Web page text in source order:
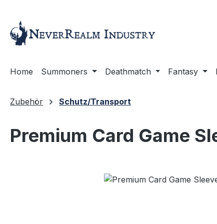
Home Summoners Deathmatch Fantasy
Zubehör Schutz/Transport
Premium Card Game
Bildergalerie überspringen